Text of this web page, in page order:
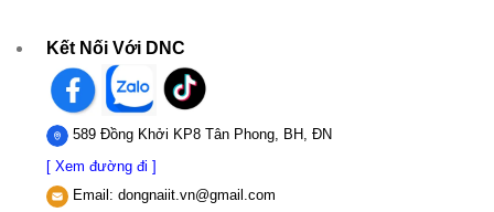
Kết Nối Với DNC
589 Đồng Khởi KP8 Tân Phong, BH, ĐN
[ Xem đường đi ]
Email: dongnaiit.vn@gmail.com